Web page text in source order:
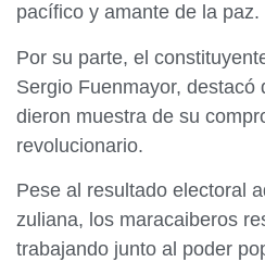
pacífico y amante de la paz.
Por su parte, el
Sergio Fuenmayor, destacó
dieron muestra de su
revolucionario.
Pese al resultado electoral
zuliana, los maracaiberos
trabajando junto al poder